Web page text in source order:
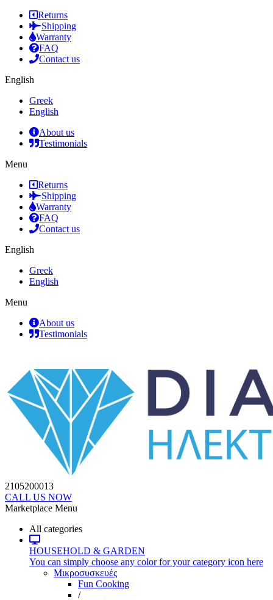
Returns
Shipping
Warranty
FAQ
Contact us
English
Greek
English
About us
Testimonials
Menu
Returns
Shipping
Warranty
FAQ
Contact us
English
Greek
English
Menu
About us
Testimonials
2105200013
CALL US NOW
Marketplace Menu
All categories
HOUSEHOLD & GARDEN
You can simply choose any color for your category icon here
Μικροσυσκευές
Fun Cooking
/